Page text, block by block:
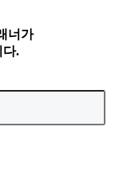
너가
다.